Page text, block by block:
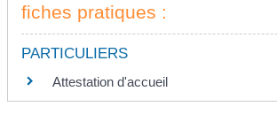
fiches pratiques :
PARTICULIERS
Attestation d'accueil